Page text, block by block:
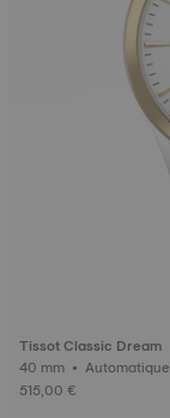
Tissot Classic Dream
40 mm • Automatique
515,00 €